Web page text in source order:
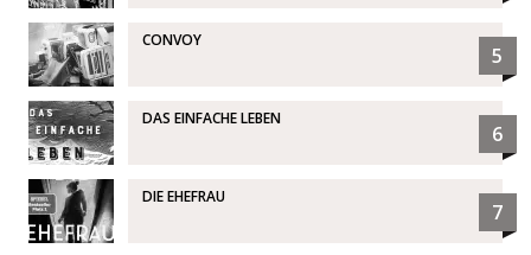
CONVOY
5
DAS EINFACHE LEBEN
6
DIE EHEFRAU
7